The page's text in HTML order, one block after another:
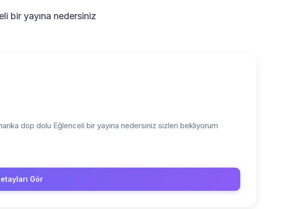
bir yayına nedersiniz
dop dolu Eğlenceli bir yayına nedersiniz sizleri bekliyorum
Gör